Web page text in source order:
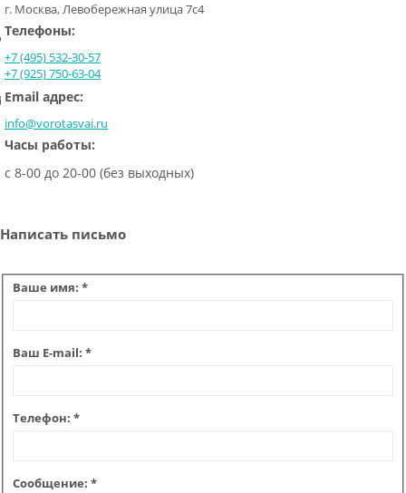
г. Москва, Левобережная улица 7с4
Телефоны:
+7 (495) 532-30-57
+7 (925) 750-63-04
Email адрес:
info@vorotasvai.ru
Часы работы:
с 8-00 до 20-00 (без выходных)
Написать письмо
Ваше имя: *
Ваш E-mail: *
Телефон: *
Сообщение: *